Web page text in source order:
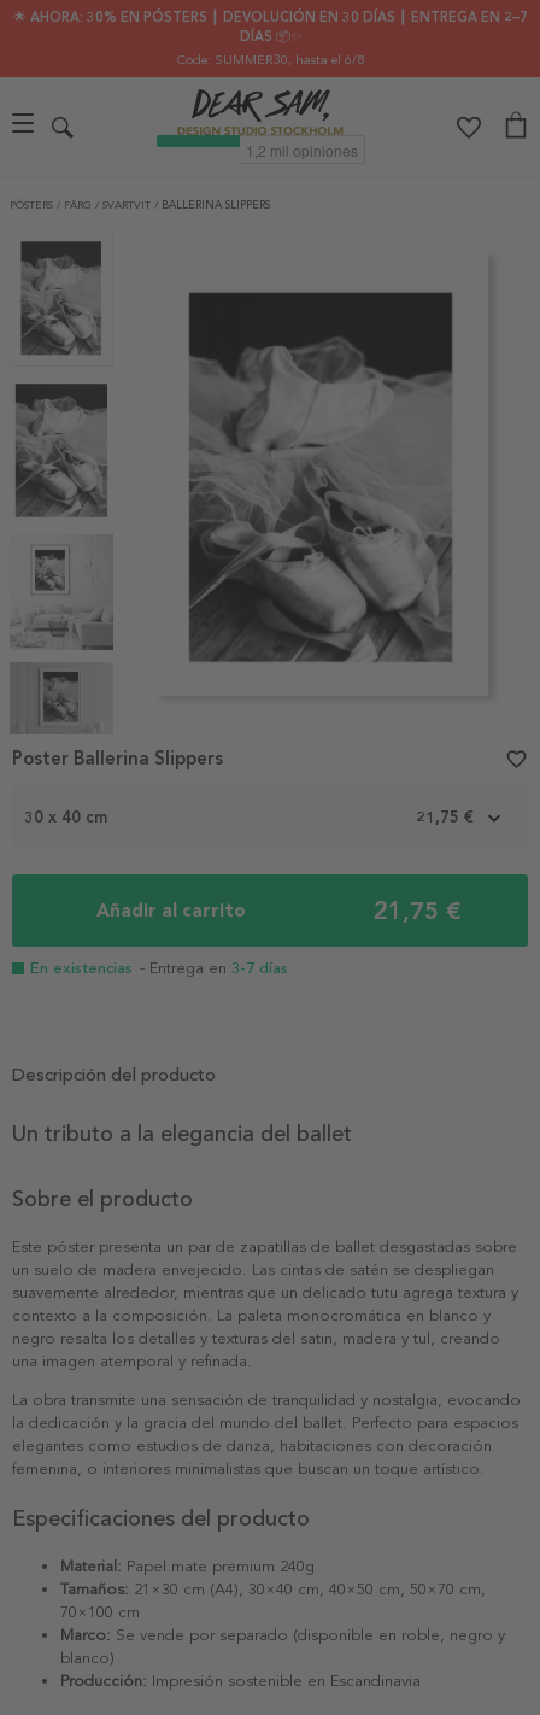
🌟 AHORA: 30% EN PÓSTERS ┃ DEVOLUCIÓN EN 30 DÍAS ┃ ENTREGA EN 2–7
DÍAS 📦✨
Code: SUMMER30, hasta el 6/8
PÓSTERS / FÄRG / SVARTVIT / BALLERINA SLIPPERS
1
30 x 40 cm 21,75 €
Añadir al carrito 21,75 €
En existencias - Entrega en 3-7 días
Poster Ballerina Slippers favorite_border
Descripción del producto
Un tributo a la elegancia del ballet
Sobre el producto
Este póster presenta un par de zapatillas de ballet desgastadas sobre
un suelo de madera envejecido. Las cintas de satén se despliegan
suavemente alrededor, mientras que un delicado tutu agrega textura y
contexto a la composición. La paleta monocromática en blanco y
negro resalta los detalles y texturas del satin, madera y tul, creando
una imagen atemporal y refinada.
La obra transmite una sensación de tranquilidad y nostalgia, evocando
la dedicación y la gracia del mundo del ballet. Perfecto para espacios
elegantes como estudios de danza, habitaciones con decoración
femenina, o interiores minimalistas que buscan un toque artístico.
Especificaciones del producto
Material: Papel mate premium 240g
Tamaños: 21×30 cm (A4), 30×40 cm, 40×50 cm, 50×70 cm,
70×100 cm
Marco: Se vende por separado (disponible en roble, negro y
blanco)
Producción: Impresión sostenible en Escandinavia